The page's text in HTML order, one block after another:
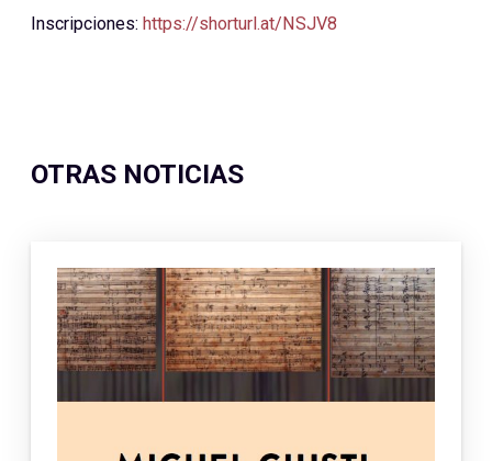
Inscripciones: https://shorturl.at/NSJV8
OTRAS NOTICIAS